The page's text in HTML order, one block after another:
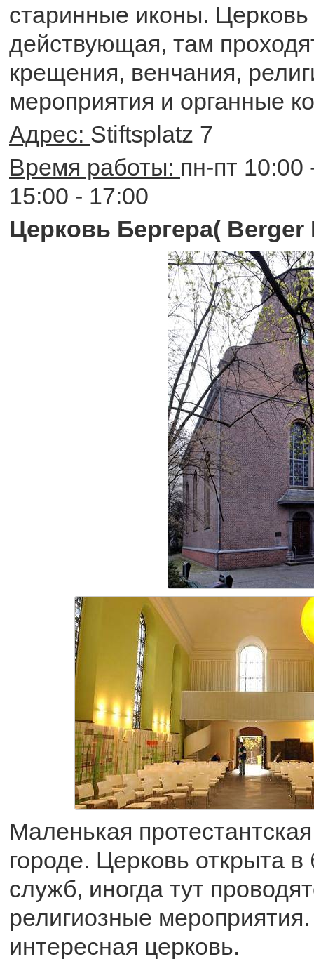
старинные иконы.
действующая, там
крещения, венчания,
мероприятия и органные
Адрес: Stiftsplatz 7
Время работы: пн-пт 10:00
15:00 - 17:00
Церковь Бергера( Berger
Маленькая
городе. Церковь открыта
служб, иногда тут
религиозные
интересная церковь.